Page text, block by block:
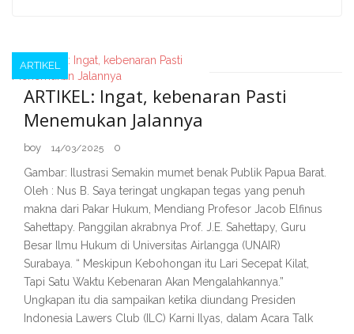
ARTIKEL
ARTIKEL: Ingat, kebenaran Pasti
Menemukan Jalannya
boy 14/03/2025 0
Gambar: Ilustrasi Semakin mumet benak Publik Papua Barat.
Oleh : Nus B. Saya teringat ungkapan tegas yang penuh
makna dari Pakar Hukum, Mendiang Profesor Jacob Elfinus
Sahettapy. Panggilan akrabnya Prof. J.E. Sahettapy, Guru
Besar Ilmu Hukum di Universitas Airlangga (UNAIR)
Surabaya. “ Meskipun Kebohongan itu Lari Secepat Kilat,
Tapi Satu Waktu Kebenaran Akan Mengalahkannya.”
Ungkapan itu dia sampaikan ketika diundang Presiden
Indonesia Lawers Club (ILC) Karni Ilyas, dalam Acara Talk